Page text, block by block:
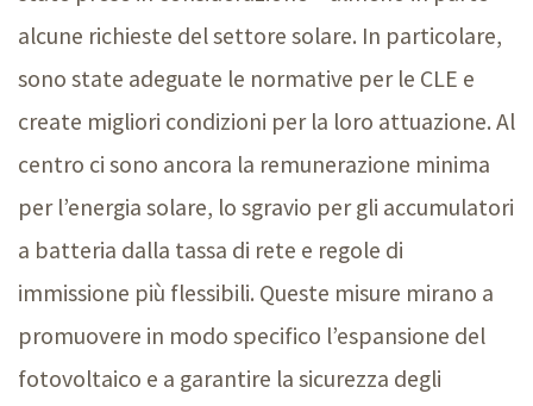
alcune richieste del settore solare. In particolare,
sono state adeguate le normative per le CLE e
create migliori condizioni per la loro attuazione. Al
centro ci sono ancora la remunerazione minima
per l’energia solare, lo sgravio per gli accumulatori
a batteria dalla tassa di rete e regole di
immissione più flessibili. Queste misure mirano a
promuovere in modo specifico l’espansione del
fotovoltaico e a garantire la sicurezza degli